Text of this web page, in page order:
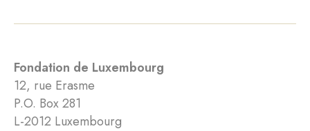
Fondation de Luxembourg
12, rue Erasme
P.O. Box 281
L-2012 Luxembourg